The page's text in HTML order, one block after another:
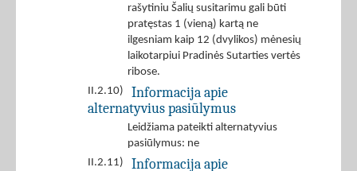
rašytiniu Šalių susitarimu gali būti
pratęstas 1 (vieną) kartą ne
ilgesniam kaip 12 (dvylikos) mėnesių
laikotarpiui Pradinės Sutarties vertės
ribose.
II.2.10)
Informacija apie
alternatyvius pasiūlymus
Leidžiama pateikti alternatyvius
pasiūlymus: ne
II.2.11)
Informacija apie